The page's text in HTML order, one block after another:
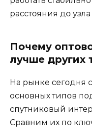
расстояния до узла
Почему
лучше других
На рынке сегодня
основных типов
спутниковый
Сравним их по